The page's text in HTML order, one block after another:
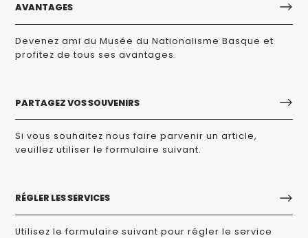
AVANTAGES
Devenez ami du Musée du Nationalisme Basque et
profitez de tous ses avantages.
PARTAGEZ VOS SOUVENIRS
Si vous souhaitez nous faire parvenir un article,
veuillez utiliser le formulaire suivant.
RÉGLER LES SERVICES
Utilisez le formulaire suivant pour régler le service